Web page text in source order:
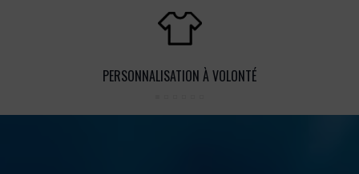
PERSONNALISATION À VOLONTÉ